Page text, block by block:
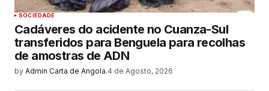
SOCIEDADE
Cadáveres do acidente no Cuanza-Sul
transferidos para Benguela para recolhas
de amostras de ADN
by Admin Carta de Angola.4 de Agosto, 2026